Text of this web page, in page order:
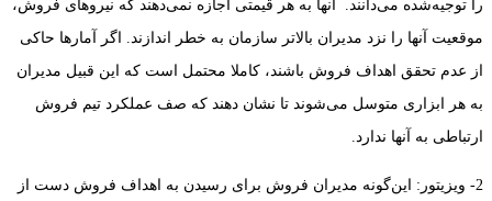
را توجیه‌شده می‌دانند. آنها به هر قیمتی اجازه نمی‌دهند که نیروهای فروش،
موقعیت آنها را نزد مدیران بالاتر سازمان به خطر اندازند. اگر آمارها حاکی
از عدم تحقق اهداف فروش باشند، کاملا محتمل است که این قبیل مدیران
به هر ابزاری متوسل می‌شوند تا نشان دهند که صف عملکرد تیم فروش
ارتباطی به آنها ندارد.
2- ویزیتور‌: این‌گونه مدیران فروش برای رسیدن به اهداف فروش دست از